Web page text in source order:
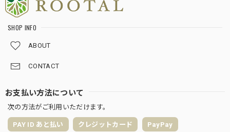
SHOP INFO
ABOUT
CONTACT
お支払い方法について
次の方法がご利用いただけます。
PAY ID あと払い クレジットカード PayPay